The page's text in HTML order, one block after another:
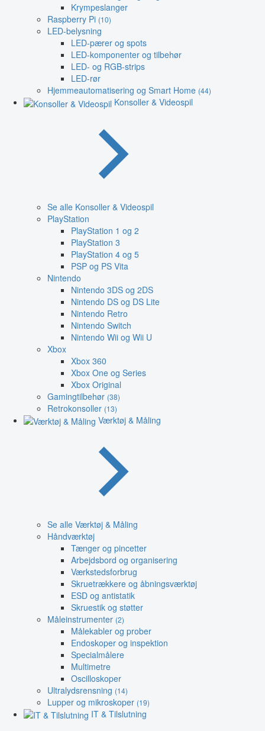
Krympeslanger
Raspberry Pi (10)
LED-belysning
LED-pærer og spots
LED-komponenter og tilbehør
LED- og RGB-strips
LED-rør
Hjemmeautomatisering og Smart Home (44)
Konsoller & Videospil
Se alle Konsoller & Videospil
PlayStation
PlayStation 1 og 2
PlayStation 3
PlayStation 4 og 5
PSP og PS Vita
Nintendo
Nintendo 3DS og 2DS
Nintendo DS og DS Lite
Nintendo Retro
Nintendo Switch
Nintendo Wii og Wii U
Xbox
Xbox 360
Xbox One og Series
Xbox Original
Gamingtilbehør (38)
Retrokonsoller (13)
Værktøj & Måling
Se alle Værktøj & Måling
Håndværktøj
Tænger og pincetter
Arbejdsbord og organisering
Værkstedsforbrug
Skruetrækkere og åbningsværktøj
ESD og antistatik
Skruestik og støtter
Måleinstrumenter (2)
Målekabler og prober
Endoskoper og inspektion
Specialmålere
Multimetre
Oscilloskoper
Ultralydsrensning (14)
Lupper og mikroskoper (19)
IT & Tilslutning